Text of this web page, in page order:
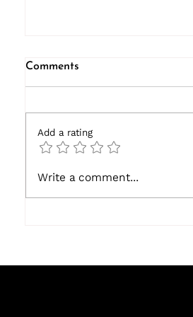
Tratamiento Integral de la
Eritema e
Comments
Add a rating
Write a comment...